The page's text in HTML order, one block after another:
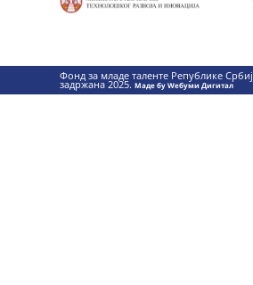
Фонд за младе таленте Републике
задржана 2025.Маде бy Wебуми Дигитал